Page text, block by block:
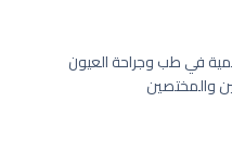
في طب وجراحة العيون
والمختصين